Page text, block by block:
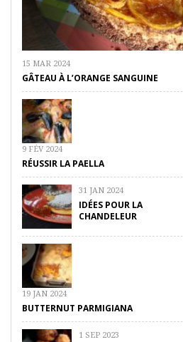
15 MAR 2024
GÂTEAU À L’ORANGE SANGUINE
9 FÉV 2024
RÉUSSIR LA PAELLA
31 JAN 2024
IDÉES POUR LA
CHANDELEUR
19 JAN 2024
BUTTERNUT PARMIGIANA
1 SEP 2023